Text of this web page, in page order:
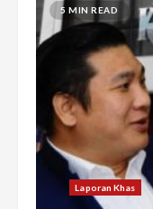
5 MIN READ
Laporan Khas